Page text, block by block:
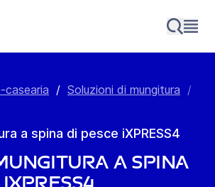
casearia / Soluzioni di mungitura /
a spina di pesce iXPRESS4
a spina